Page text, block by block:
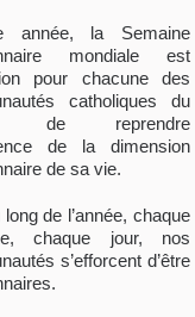
année, la Semaine
mondiale est
pour chacune des
catholiques du
de reprendre
de la dimension
de sa vie.
long de l’année, chaque
chaque jour, nos
s’efforcent d’être